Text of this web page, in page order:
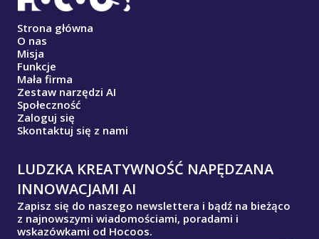
Strona główna
O nas
Misja
Funkcje
Mała firma
Zestaw narzędzi AI
Społeczność
Zaloguj się
Skontaktuj się z nami
LUDZKA KREATYWNOŚĆ NAPĘDZANA
INNOWACJAMI AI
Zapisz się do naszego newslettera i bądź na bieżąco
z najnowszymi wiadomościami, poradami i
wskazówkami od Hocoos.